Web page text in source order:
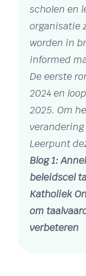
scholen en
organisatie
worden in
informed
De eerste
2024 en
2025. Om
Leerpunt
Blog 1:
beleidscel
Katholiek
om
verbeteren